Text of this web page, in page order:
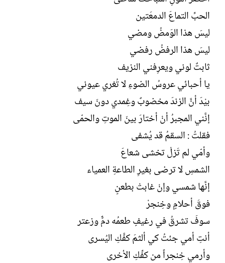
الحبِّ التماعَ الدمعَتين
ليسَ هذا الوَمضُ ومضي
ليسَ هذا الرفضُ رفضي
ثابتٌ لوني ويعرِفني النزيف
يا أحبائي عروسُ الضوءِ لا تُغري عيوني
بيْدَ أنَّ الزندَ مخضوبٌ وغِمدي دونَ سيف
إنَّني المجبرُ أنْ أختارَ بينَ الموتِ والحمّى
فقلتُ : السقمُ قد يُشفى
وأمّي لم تَزلْ تخشى شعاعَ
الشمسِ لا ترضى بغيرِ الطاعةِ العمياء
إنَّها شمسي وإنْ غابتْ بطعنٍ
فوقَ أحلامٍ وخِنجرْ
سوفَ تشرقُ في رغيفٍ طعمُه دمٌّ وزعتر
أنتِ أمي جئتُ كي ألثمَ كفَّكِ اليُسرى
وأرمي خِنجراً من كفِّكِ الأخرى